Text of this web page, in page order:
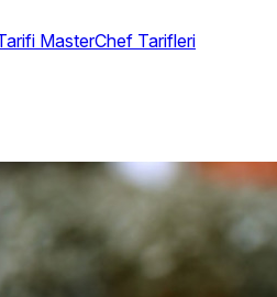
MasterChef Tarifleri